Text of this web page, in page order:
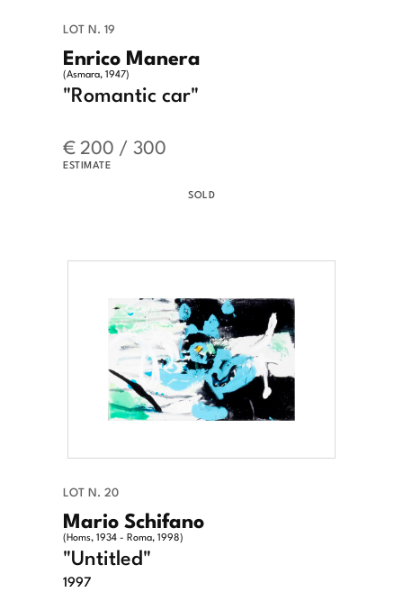
LOT N. 19
Enrico Manera
(Asmara, 1947)
"Romantic car"
€ 200 / 300
ESTIMATE
SOLD
LOT N. 20
Mario Schifano
(Homs, 1934 - Roma, 1998)
"Untitled"
1997